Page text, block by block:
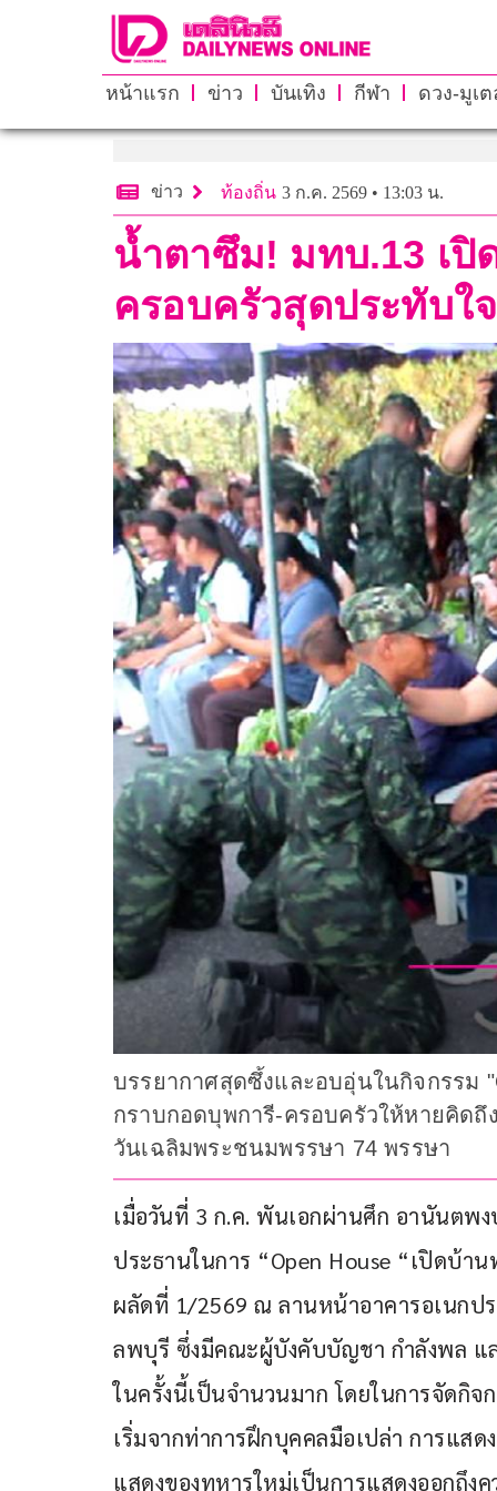
หน้าแรก ข่าว บันเทิง กีฬา ดวง-มูเต
ข่าว ท้องถิ่น 3 ก.ค. 2569 • 13:03 น.
น้ำตาซึม! มทบ.13 เ
ครอบครัวสุดประทับใจ
บรรยากาศสุดซึ้งและอบอุ่นในกิจกรรม
กราบกอดบุพการี-ครอบครัวให้หายคิดถึ
วันเฉลิมพระชนมพรรษา 74 พรรษา
เมื่อวันที่ 3 ก.ค. พันเอกผ่านศึก อานันตพ
ประธานในการ “Open House “เปิดบ้
ผลัดที่ 1/2569 ณ ลานหน้าอาคารอเนก
ลพบุรี ซึ่งมีคณะผู้บังคับบัญชา กำลังพล แ
ในครั้งนี้เป็นจำนวนมาก โดยในการจัดกิ
เริ่มจากท่าการฝึกบุคคลมือเปล่า การแสด
แสดงของทหารใหม่เป็นการแสดงออกถึง